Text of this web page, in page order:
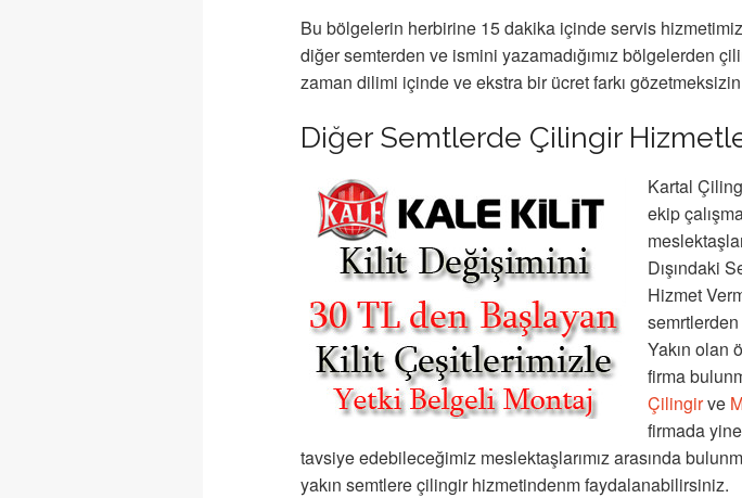
Bu bölgelerin herbirine 15 dakika içinde servis
diğer semterden ve ismini yazamadığımız bölgelerden
zaman dilimi içinde ve ekstra bir ücret farkı
Diğer Semtlerde Çilingir
Kartal
ekip
Dışındaki
Hizmet
Yakın olan
firma
Çilingirve
firmada
tavsiye edebileceğimiz meslektaşlarımız arasında
yakın semtlere çilingir hizmetindenm faydalanabilirsiniz.